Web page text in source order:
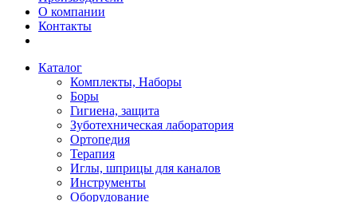
О компании
Контакты
Каталог
Комплекты, Наборы
Боры
Гигиена, защита
Зуботехническая лаборатория
Ортопедия
Терапия
Иглы, шприцы для каналов
Инструменты
Оборудование